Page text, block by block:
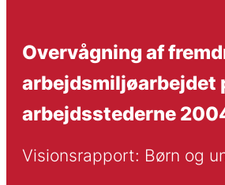
Overvågning af
arbejdsmiljøarbejdet
arbejdsstederne
Visionsrapport: Børn og